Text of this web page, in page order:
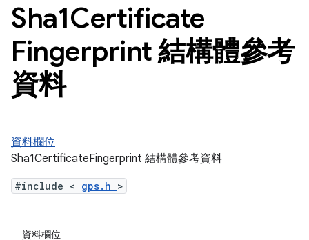
Sha1Certificate
Fingerprint 結構體參考
資料
資料欄位
Sha1CertificateFingerprint 結構體參考資料
#include < gps.h >
資料欄位